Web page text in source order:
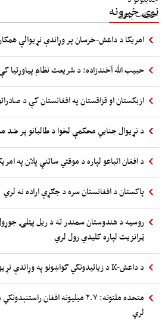
نوی خبرونه
امریکا د داعش-خرسان پر وړاندې نړیوالې
حبیب الله آخندزاده: د شریعت نظام پیاوړتیا
ازبکستان او قزاقستان په افغانستان کې د
د نړیوال جنایي محکمې لخوا د طالبانو پر
د افغان اتباعو لپاره د موقتي ساتنې پلان په
پاکستان د افغانستان سره د جګړې اراده نه لري
روسیه د هندوستان سمندر ته د ریل پټلۍ
ټرانزیت لپاره کلیدي رول لري
د داعش-K د زیاتیدونکي ګواښونو په وړاندې نړیواله همکاري اړینه ده
متحده ملتونه: ۲.۷ میلیونه افغان
لري